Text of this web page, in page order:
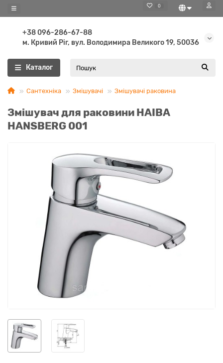
0
+38 096-286-67-88
м. Кривий Ріг, вул. Володимира Великого 19, 50036
Каталог
Сантехніка Змішувачі Змішувачі раковина
Змішувач для раковини HAIBA
HANSBERG 001